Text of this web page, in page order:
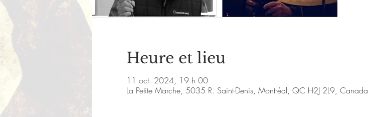
Heure et lieu
11 oct. 2024, 19 h 00
La Petite Marche, 5035 R. Saint-Denis, Montréal, QC H2J 2L9, Canada